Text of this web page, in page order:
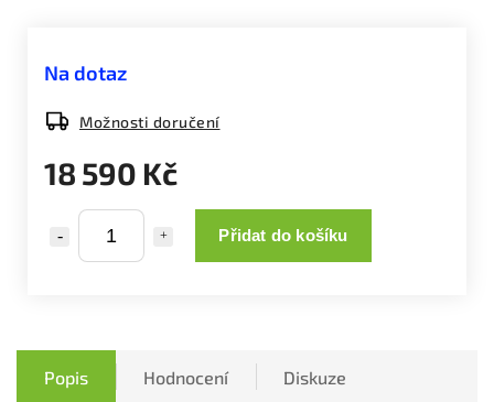
18 590 Kč
Přidat do košíku
Na dotaz
Možnosti doručení
Popis Hodnocení Diskuze